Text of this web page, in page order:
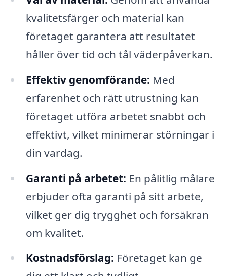
kvalitetsfärger och material kan
företaget garantera att resultatet
håller över tid och tål väderpåverkan.
Effektiv genomförande: Med
erfarenhet och rätt utrustning kan
företaget utföra arbetet snabbt och
effektivt, vilket minimerar störningar i
din vardag.
Garanti på arbetet: En pålitlig målare
erbjuder ofta garanti på sitt arbete,
vilket ger dig trygghet och försäkran
om kvalitet.
Kostnadsförslag: Företaget kan ge